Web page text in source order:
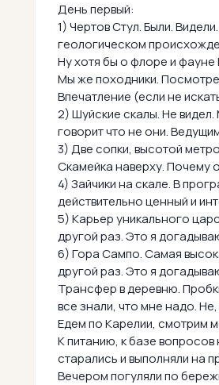
День первый:
1) Чертов Стул. Были.
геологическом
Ну хотя бы о флоре и фауне
Мы же походники.
Впечатление (если не
2) Шуйские скалы. Не
говорит что не они.
3) Две сопки, высотой
Скамейка наверху. Почему
4) Зайчики на скале. В
действительно ценный и
5) Карьер уникального
другой раз. Это я
6) Гора Сампо. Самая
другой раз. Это я
Трансфер в деревню.
все знали, что мне надо. Не,
Едем по Карелии, смотрим
К питанию, к базе вопросов
старались и выполняли на
Вечером погуляли по